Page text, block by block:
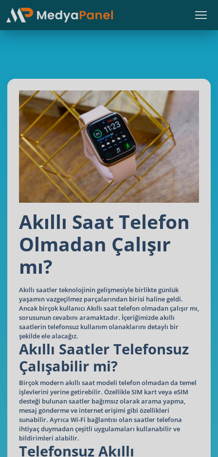
Akıllı Saat Telefon
Olmadan Çalışır
mı?
Akıllı saatler teknolojinin gelişmesiyle birlikte günlük
yaşamın vazgeçilmez parçalarından birisi haline geldi.
Ancak birçok kullanıcı Akıllı saat telefon olmadan çalışır mı,
sorusunun cevabını aramaktadır. İçeriğimizde akıllı
saatlerin telefonsuz kullanım olanaklarını detaylı bir
şekilde ele alacağız.
Akıllı Saatler Telefonsuz
Çalışabilir mi?
Birçok modern akıllı saat modeli telefon olmadan da temel
işlevlerini yerine getirebilir. Özellikle SIM kart veya eSIM
desteği bulunan saatler bağımsız olarak arama yapma,
mesaj gönderme ve internet erişimi gibi özellikleri
sunabilir. Ayrıca Wi-Fi bağlantısı olan saatler telefona
ihtiyaç duymadan çeşitli uygulamaları kullanabilir ve
bildirimleri alabilir.
Telefonsuz Akıllı